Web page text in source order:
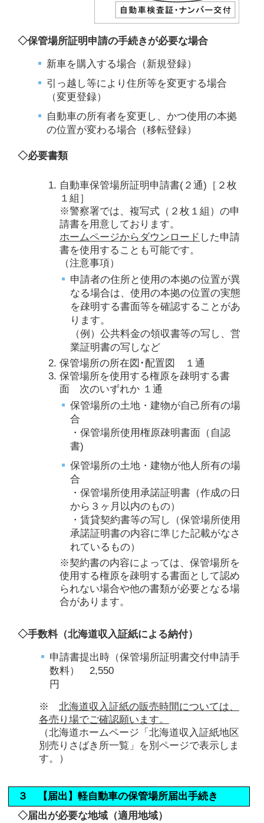
◇保管場所証明申請の手続きが必要な場合
新車を購入する場合（新規登録）
引っ越し等により住所等を変更する場合
（変更登録）
自動車の所有者を変更し、かつ使用の本拠
の位置が変わる場合（移転登録）
◇必要書類
自動車保管場所証明申請書(２通)［２枚
１組］
※警察署では、複写式（２枚１組）の申
請書を用意しております。
ホームページからダウンロード した申請
書を使用することも可能です。
（注意事項）
申請者の住所と使用の本拠の位置が異
なる場合は、使用の本拠の位置の実態
を疎明する書面等を確認することがあ
ります。
（例）公共料金の領収書等の写し、営
業証明書の写しなど
保管場所の所在図･配置図 １通
保管場所を使用する権原を疎明する書
面 次のいずれか １通
保管場所の土地・建物が自己所有の場
合
・保管場所使用権原疎明書面（自認
書)
保管場所の土地・建物が他人所有の場
合
・保管場所使用承諾証明書（作成の日
から３ヶ月以内のもの）
・賃貸契約書等の写し（保管場所使用
承諾証明書の内容に準じた記載がなさ
れているもの）
※契約書の内容によっては、保管場所を
使用する権原を疎明する書面として認め
られない場合や他の書類が必要となる場
合があります。
◇手数料（北海道収入証紙による納付）
申請書提出時（保管場所証明書交付申請手
数料） 2,550
円
※ 北海道収入証紙の販売時間については、
各売り場でご確認願います。
（北海道ホームページ「北海道収入証紙地区
別売りさばき所一覧」を別ページで表示しま
す。）
３ 【届出】軽自動車の保管場所届出手続き
◇届出が必要な地域（適用地域）